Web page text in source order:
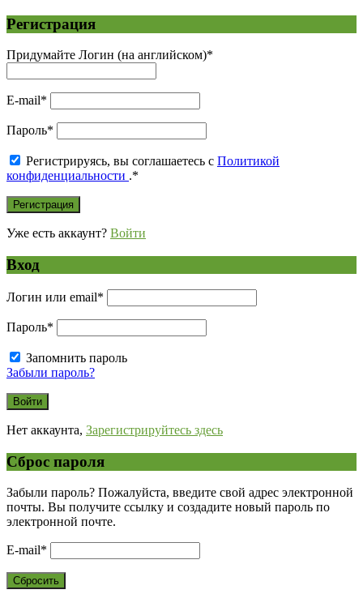
Регистрация
Придумайте Логин (на английском)*
E-mail*
Пароль*
Регистрируясь, вы соглашаетесь с Политикой
конфиденциальности .*
Уже есть аккаунт? Войти
Вход
Логин или email*
Пароль*
Запомнить пароль
Забыли пароль?
Нет аккаунта, Зарегистрируйтесь здесь
Сброс пароля
Забыли пароль? Пожалуйста, введите свой адрес электронной
почты. Вы получите ссылку и создадите новый пароль по
электронной почте.
E-mail*